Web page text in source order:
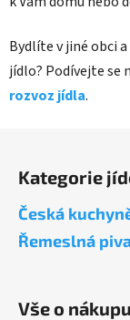
Bydlíte v jiné obci
jídlo? Podívejte se
rozvoz jídla.
Kategorie
Česká
Řemeslná
Vše o nákupu